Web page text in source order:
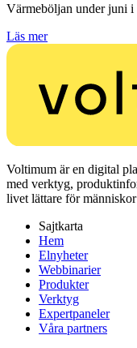
Värmeböljan under juni i
Läs mer
Voltimum är en digital
med verktyg,
livet lättare för
Sajtkarta
Hem
Elnyheter
Webbinarier
Produkter
Verktyg
Expertpaneler
Våra partners